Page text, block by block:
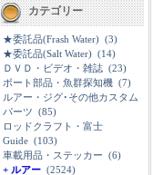
カテゴリー
★委託品(Frash Water) (3)
★委託品(Salt Water) (14)
ＤＶＤ・ビデオ・雑誌 (23)
ボート部品・魚群探知機 (7)
ルアー・ジグ･その他カスタム
パーツ (85)
ロッドクラフト・富士
Guide (103)
車載用品・ステッカー (6)
+ ルアー (2524)